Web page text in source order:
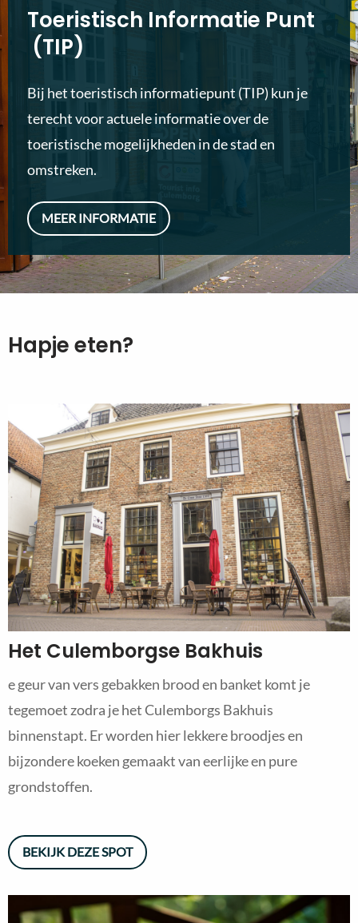
Toeristisch Informatie Punt
(TIP)
Bij het toeristisch informatiepunt (TIP) kun je
terecht voor actuele informatie over de
toeristische mogelijkheden in de stad en
omstreken.
MEER INFORMATIE
Hapje eten?
Het Culemborgse Bakhuis
e geur van vers gebakken brood en banket komt je
tegemoet zodra je het Culemborgs Bakhuis
binnenstapt. Er worden hier lekkere broodjes en
bijzondere koeken gemaakt van eerlijke en pure
grondstoffen.
BEKIJK DEZE SPOT